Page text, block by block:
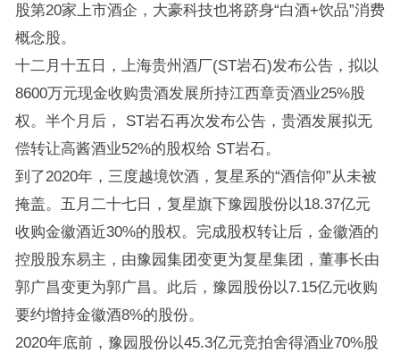
股第20家上市酒企，大豪科技也将跻身“白酒+饮品”消费
概念股。
十二月十五日，上海贵州酒厂(ST岩石)发布公告，拟以
8600万元现金收购贵酒发展所持江西章贡酒业25%股
权。半个月后， ST岩石再次发布公告，贵酒发展拟无
偿转让高酱酒业52%的股权给 ST岩石。
到了2020年，三度越境饮酒，复星系的“酒信仰”从未被
掩盖。五月二十七日，复星旗下豫园股份以18.37亿元
收购金徽酒近30%的股权。完成股权转让后，金徽酒的
控股股东易主，由豫园集团变更为复星集团，董事长由
郭广昌变更为郭广昌。此后，豫园股份以7.15亿元收购
要约增持金徽酒8%的股份。
2020年底前，豫园股份以45.3亿元竞拍舍得酒业70%股